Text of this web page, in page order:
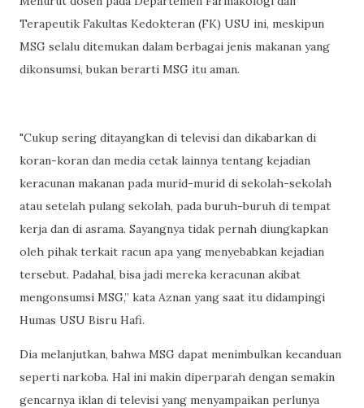
Terapeutik Fakultas Kedokteran (FK) USU ini, meskipun
MSG selalu ditemukan dalam berbagai jenis makanan yang
dikonsumsi, bukan berarti MSG itu aman.
"Cukup sering ditayangkan di televisi dan dikabarkan di
koran-koran dan media cetak lainnya tentang kejadian
keracunan makanan pada murid-murid di sekolah-sekolah
atau setelah pulang sekolah, pada buruh-buruh di tempat
kerja dan di asrama. Sayangnya tidak pernah diungkapkan
oleh pihak terkait racun apa yang menyebabkan kejadian
tersebut. Padahal, bisa jadi mereka keracunan akibat
mengonsumsi MSG,” kata Aznan yang saat itu didampingi
Humas USU Bisru Hafi.
Dia melanjutkan, bahwa MSG dapat menimbulkan kecanduan
seperti narkoba. Hal ini makin diperparah dengan semakin
gencarnya iklan di televisi yang menyampaikan perlunya